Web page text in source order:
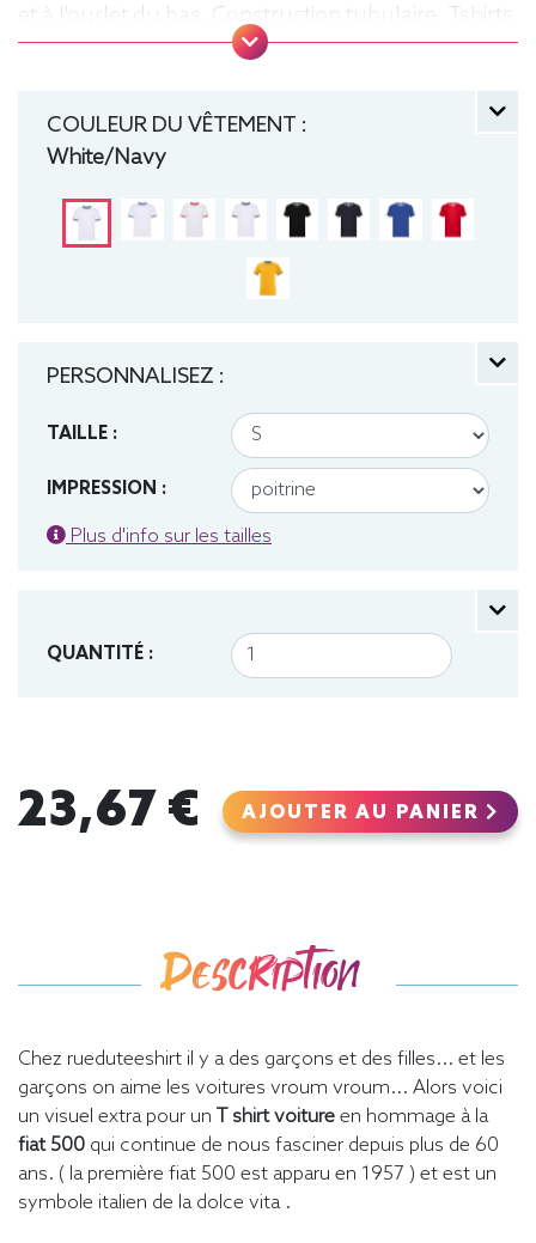
et à l'ourlet du bas, Construction tubulaire, Tshirts
Ringer, Tee-shirt, manche courte, Léger, Homme,
COULEUR DU VÊTEMENT :
White/Navy
PERSONNALISEZ :
TAILLE :
IMPRESSION :
Plus d'info sur les tailles
QUANTITÉ :
23,67 € AJOUTER AU PANIER
Description
Chez rueduteeshirt il y a des garçons et des filles... et les
garçons on aime les voitures vroum vroum... Alors voici
un visuel extra pour un T shirt voiture en hommage à la
fiat 500 qui continue de nous fasciner depuis plus de 60
ans. ( la première fiat 500 est apparu en 1957 ) et est un
symbole italien de la dolce vita .